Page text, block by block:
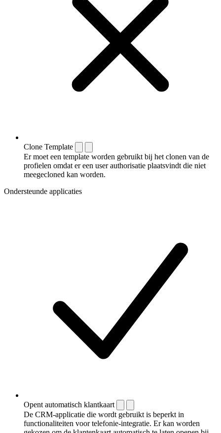
Clone Template
Er moet een template worden gebruikt bij het clonen van de
profielen omdat er een user authorisatie plaatsvindt die niet
meegecloned kan worden.
Ondersteunde applicaties
Opent automatisch klantkaart
De CRM-applicatie die wordt gebruikt is beperkt in
functionaliteiten voor telefonie-integratie. Er kan worden